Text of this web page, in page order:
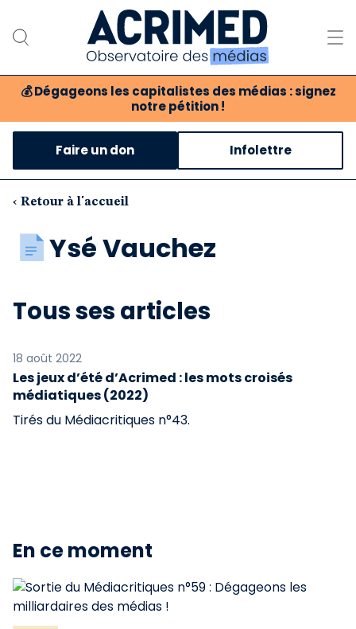
💰 Dégageons les capitalistes des médias : signez
notre pétition !
Notre association
Notre critique des médias
Nos propositions
Notre revue
Faire un don Infolettre
‹ Retour à l'accueil
Ysé Vauchez
Tous ses articles
18 août 2022
Les jeux d’été d’Acrimed : les mots croisés
médiatiques (2022)
Tirés du Médiacritiques n°43.
En ce moment